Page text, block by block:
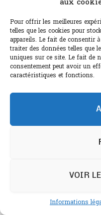
aux
Pour offrir les meilleures
telles que les cookies pour
appareils. Le fait de consentir
traiter des données telles que
uniques sur ce site. Le fait de
consentement peut avoir un
caractéristiques et fonctions.
VOIR
Informations
Recevoir la
ce message de